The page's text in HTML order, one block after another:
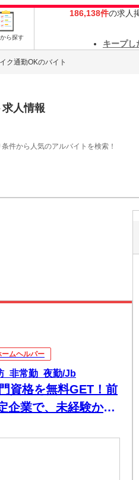
ら探す
186,138件の求人
キープし
ク通勤OKのバイト
人情報
件から人気のアルバイトを検索！
ームヘルパー
_非常勤_夜勤/Jb
資格を無料GET！前
企業で、未経験から